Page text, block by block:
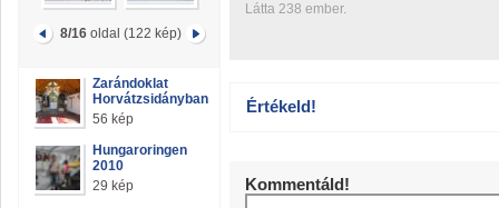
8/16oldal (122 kép)
Zarándoklat
Horvátzsidányban
56 kép
Hungaroringen
2010
29 kép
Látta 238 ember.
Értékeld!
Kommentáld!